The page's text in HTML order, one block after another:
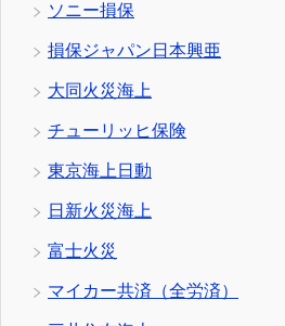
ソニー損保
損保ジャパン日本興亜
大同火災海上
チューリッヒ保険
東京海上日動
日新火災海上
富士火災
マイカー共済（全労済）